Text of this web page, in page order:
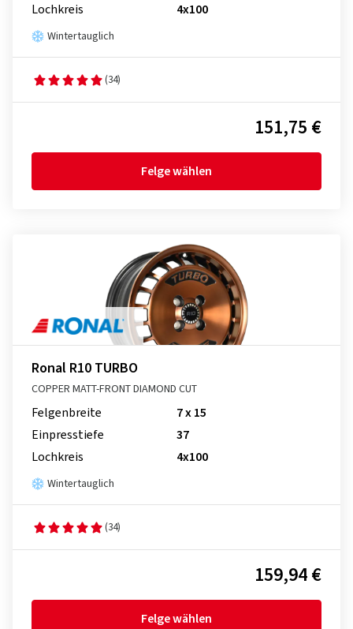
Lochkreis
4x100
Wintertauglich
(34)
151,75 €
Felge wählen
Ronal R10 TURBO
COPPER MATT-FRONT DIAMOND CUT
Felgenbreite
7 x 15
Einpresstiefe
37
Lochkreis
4x100
Wintertauglich
(34)
159,94 €
Felge wählen